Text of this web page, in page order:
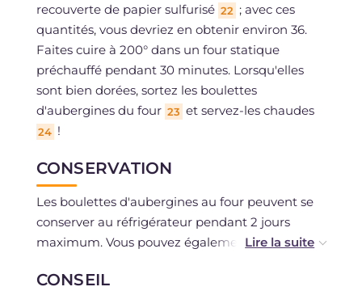
recouverte de papier sulfurisé 22 ; avec ces
quantités, vous devriez en obtenir environ 36.
Faites cuire à 200° dans un four statique
préchauffé pendant 30 minutes. Lorsqu'elles
sont bien dorées, sortez les boulettes
d'aubergines du four 23 et servez-les chaudes
24 !
CONSERVATION
Les boulettes d'aubergines au four peuvent se
conserver au réfrigérateur pendant 2 jours
maximum. Vous pouvez également les congeler
CONSEIL